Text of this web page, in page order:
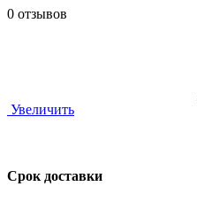
0 отзывов
Увеличить
Срок доставки